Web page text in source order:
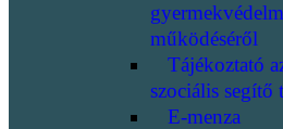
működéséről
Tájékoztató
szociális segítő
E-menza